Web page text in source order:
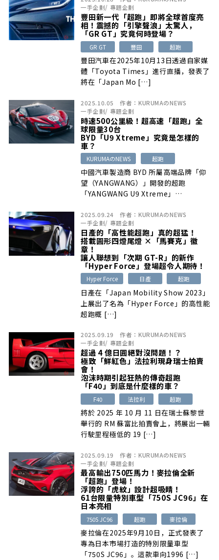
一手企劃/ 專題企劃
豐田新一代「超跑」即將全球首度亮
相！震撼的「引擎聲浪」太驚人，
「GR GT」究竟何時登場？
GR GT 豐田 超跑
豐田汽車在2025年10月13日透過自家媒
體「Toyota Times」進行直播，發表了
將在「Japan Mo […]
2025.10.05 作者： KURUMAのNEWS
一手企劃/ 專題企劃
時速500公里級！超高速「超跑」全
球限量30台
BYD「U9 Xtreme」究竟是怎樣的
車？
KURUMAのNEWS 超跑
中國汽車製造商 BYD 所屬高端品牌「仰
望（YANGWANG）」開發的超跑
「YANGWANG U9 Xtreme」…
2025.09.24 作者： KURUMAのNEWS
一手企劃/ 專題企劃
日產的「高性能超跑」真的超猛！
搭載圓形四燈尾燈 ×「馬賽克」徽
章！
讓人聯想到「次期 GT-R」的新作
「Hyper Force」登場超令人期待！
Hyper Force 日產 超跑
日產在「Japan Mobility Show 2023」
上展出了名為「Hyper Force」的高性能
超跑概 […]
2025.09.19 作者： KURUMAのNEWS
一手企劃/ 專題企劃
超過 4 億日圓絕對沒問題！？
極致「鮮紅色」法拉利現身瑞士拍賣
會！
泡沫時期引起狂熱的傳奇超跑
「F40」到底是什麼樣的車？
F40 法拉利 超跑
將於 2025 年 10 月 11 日在瑞士蘇黎世
舉行的 RM 蘇富比拍賣會上，將展出一輛
行駛里程極低的 19 […]
2025.09.19 作者： KURUMAのNEWS
一手企劃/ 專題企劃
最高輸出750匹馬力！麥拉倫全新
「超跑」登場！
浮誇的「虎紋」設計超吸睛！
61台限量特別車型「750S JC96」在
日本亮相
750S JC96 超跑 麥拉倫
麥拉倫在2025年9月10日，正式發表了
專為日本市場打造的特別限量車型
「750S JC96」。這款車向1996 […]